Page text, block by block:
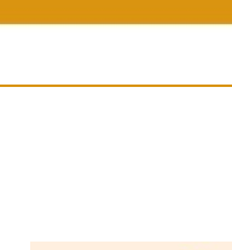
ve výkonu
Evidence KL